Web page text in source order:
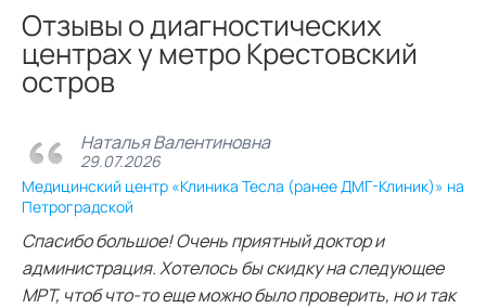
Отзывы о диагностических
центрах у метро Крестовский
остров
Наталья Валентиновна
29.07.2026
Медицинский центр «Клиника Тесла (ранее ДМГ-Клиник)» на
Петроградской
Спасибо большое! Очень приятный доктор и
администрация. Хотелось бы скидку на следующее
МРТ, чтоб что-то еще можно было проверить, но и так